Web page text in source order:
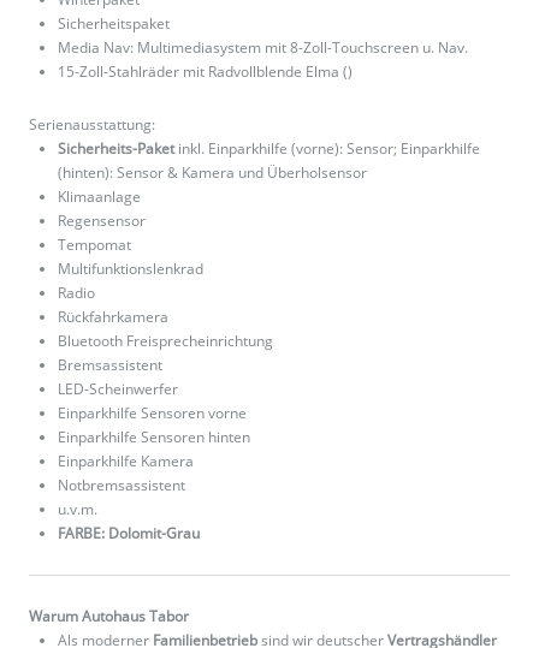
Sicherheitspaket
Media Nav: Multimediasystem mit 8-Zoll-Touchscreen u. Nav.
15-Zoll-Stahlräder mit Radvollblende Elma ()
Serienausstattung:
Sicherheits-Paketinkl. Einparkhilfe (vorne): Sensor; Einparkhilfe
(hinten): Sensor & Kamera und Überholsensor
Klimaanlage
Regensensor
Tempomat
Multifunktionslenkrad
Radio
Rückfahrkamera
Bluetooth Freisprecheinrichtung
Bremsassistent
LED-Scheinwerfer
Einparkhilfe Sensoren vorne
Einparkhilfe Sensoren hinten
Einparkhilfe Kamera
Notbremsassistent
u.v.m.
FARBE: Dolomit-Grau
Warum Autohaus Tabor
Als moderner Familienbetriebsind wir deutscherVertragshändler